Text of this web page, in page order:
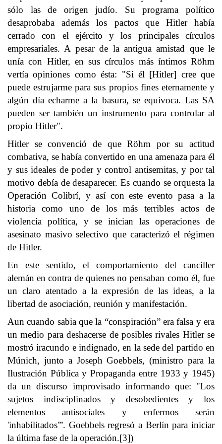
sólo las de origen judío. Su programa político
desaprobaba además los pactos que Hitler había
cerrado con el ejército y los principales círculos
empresariales. A pesar de la antigua amistad que le
unía con Hitler, en sus círculos más íntimos Röhm
vertía opiniones como ésta: "Si él [Hitler] cree que
puede estrujarme para sus propios fines eternamente y
algún día echarme a la basura, se equivoca. Las SA
pueden ser también un instrumento para controlar al
propio Hitler".
Hitler se convenció de que Röhm por su actitud
combativa, se había convertido en una amenaza para él
y sus ideales de poder y control antisemitas, y por tal
motivo debía de desaparecer. Es cuando se orquesta la
Operación Colibrí, y así con este evento pasa a la
historia como uno de los más terribles actos de
violencia política, y se inician las operaciones de
asesinato masivo selectivo que caracterizó el régimen
de Hitler.
En este sentido, el comportamiento del canciller
alemán en contra de quienes no pensaban como él, fue
un claro atentado a la expresión de las ideas, a la
libertad de asociación, reunión y manifestación.
Aun cuando sabia que la “conspiración” era falsa y era
un medio para deshacerse de posibles rivales Hitler se
mostró iracundo e indignado, en la sede del partido en
Múnich, junto a Joseph Goebbels, (ministro para la
Ilustración Pública y Propaganda entre 1933 y 1945)
da un discurso improvisado informando que: "Los
sujetos indisciplinados y desobedientes y los
elementos antisociales y enfermos serán
'inhabilitados'”. Goebbels regresó a Berlín para iniciar
la última fase de la operación.[3])